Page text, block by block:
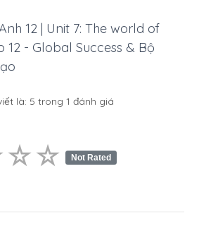
12 | Unit 7: The world of
12 - Global Success & Bộ
là: 5 trong 1 đánh giá
☆☆
★★ Not Rated